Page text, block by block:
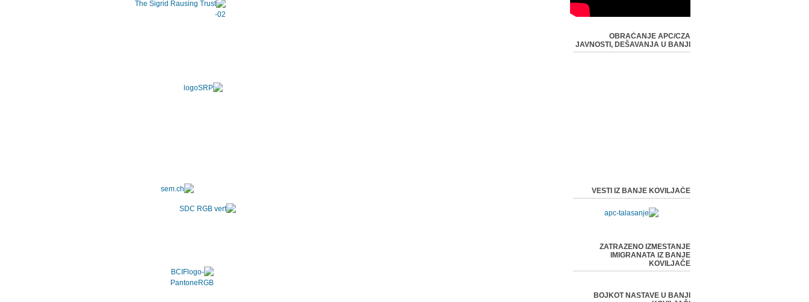
OBRAĆANJE APC/CZA
JAVNOSTI, DEŠAVANJA U BANJI
VESTI IZ BANJE KOVILJAČE
ZATRAZENO IZMESTANJE
IMIGRANATA IZ BANJE
KOVILJAČE
BOJKOT NASTAVE U BANJI